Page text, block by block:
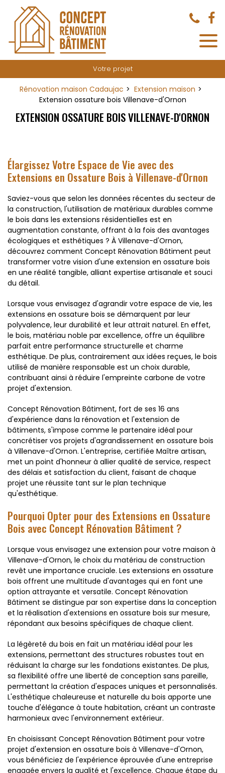
Votre projet
Rénovation maison Cadaujac
Extension maison
Extension ossature bois Villenave-d'Ornon
EXTENSION OSSATURE BOIS VILLENAVE-D'ORNON
Élargissez Votre Espace de Vie avec des
Extensions en Ossature Bois à Villenave-d'Ornon
Saviez-vous que selon les données récentes du secteur de
la construction, l'utilisation de matériaux durables comme
le bois dans les extensions résidentielles est en
augmentation constante, offrant à la fois des avantages
écologiques et esthétiques ? À Villenave-d'Ornon,
découvrez comment Concept Rénovation Bâtiment peut
transformer votre vision d'une extension en ossature bois
en une réalité tangible, alliant expertise artisanale et souci
du détail.
Lorsque vous envisagez d'agrandir votre espace de vie, les
extensions en ossature bois se démarquent par leur
polyvalence, leur durabilité et leur attrait naturel. En effet,
le bois, matériau noble par excellence, offre un équilibre
parfait entre performance structurelle et charme
esthétique. De plus, contrairement aux idées reçues, le bois
utilisé de manière responsable est un choix durable,
contribuant ainsi à réduire l'empreinte carbone de votre
projet d'extension.
Concept Rénovation Bâtiment, fort de ses 16 ans
d'expérience dans la rénovation et l'extension de
bâtiments, s'impose comme le partenaire idéal pour
concrétiser vos projets d'agrandissement en ossature bois
à Villenave-d'Ornon. L'entreprise, certifiée Maître artisan,
met un point d'honneur à allier qualité de service, respect
des délais et satisfaction du client, faisant de chaque
projet une réussite tant sur le plan technique
qu'esthétique.
Pourquoi Opter pour des Extensions en Ossature
Bois avec Concept Rénovation Bâtiment ?
Lorsque vous envisagez une extension pour votre maison à
Villenave-d'Ornon, le choix du matériau de construction
revêt une importance cruciale. Les extensions en ossature
bois offrent une multitude d'avantages qui en font une
option attrayante et versatile. Concept Rénovation
Bâtiment se distingue par son expertise dans la conception
et la réalisation d'extensions en ossature bois sur mesure,
répondant aux besoins spécifiques de chaque client.
La légèreté du bois en fait un matériau idéal pour les
extensions, permettant des structures robustes tout en
réduisant la charge sur les fondations existantes. De plus,
sa flexibilité offre une liberté de conception sans pareille,
permettant la création d'espaces uniques et personnalisés.
L'esthétique chaleureuse et naturelle du bois apporte une
touche d'élégance à toute habitation, créant un contraste
harmonieux avec l'environnement extérieur.
En choisissant Concept Rénovation Bâtiment pour votre
projet d'extension en ossature bois à Villenave-d'Ornon,
vous bénéficiez de l'expérience éprouvée d'une entreprise
engagée envers la qualité et l'excellence. Chaque étape du
Panneau de gestion des cookies